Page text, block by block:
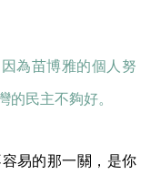
為苗博雅的個人努
的民主不夠好。
易的那一關，是你